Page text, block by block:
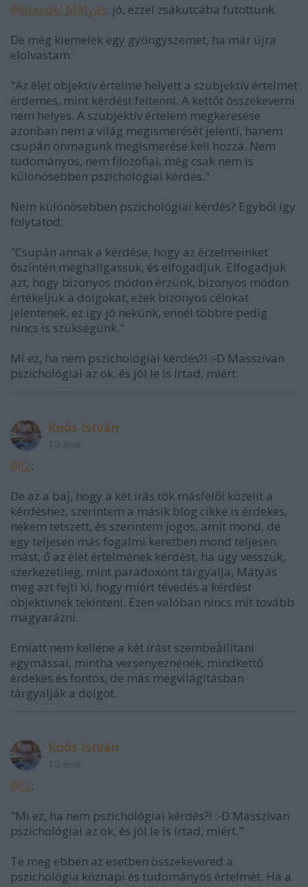
@Brendel Mátyás: jó, ezzel zsákutcába futottunk.
De még kiemelek egy gyöngyszemet, ha már újra
elolvastam:
"Az élet objektív értelme helyett a szubjektív értelmet
érdemes, mint kérdést feltenni. A kettőt összekeverni
nem helyes. A szubjektív értelem megkeresése
azonban nem a világ megismerését jelenti, hanem
csupán önmagunk megismerése kell hozzá. Nem
tudományos, nem filozófiai, még csak nem is
különösebben pszichológiai kérdés."
Nem különösebben pszichológiai kérdés? Egyből így
folytatod:
"Csupán annak a kérdése, hogy az érzelmeinket
őszintén meghallgassuk, és elfogadjuk. Elfogadjuk
azt, hogy bizonyos módon érzünk, bizonyos módon
értékeljük a dolgokat, ezek bizonyos célokat
jelentenek, ez így jó nekünk, ennél többre pedig
nincs is szükségünk."
Mi ez, ha nem pszichológiai kérdés?! :-D Masszívan
pszichológiai az ok, és jól le is írtad, miért.
Koós István
@i2:
De az a baj, hogy a két írás tök másfelől közelít a
kérdéshez, szerintem a másik blog cikke is érdekes,
nekem tetszett, és szerintem jogos, amit mond, de
egy teljesen más fogalmi keretben mond teljesen
mást, ő az élet értelmének kérdést, ha úgy vesszük,
szerkezetileg, mint paradoxont tárgyalja, Mátyás
meg azt fejti ki, hogy miért tévedés a kérdést
objektívnek tekinteni. Ezen valóban nincs mit tovább
magyarázni.
Emiatt nem kellene a két írást szembeállítani
egymással, mintha versenyeznének, mindkettő
érdekes és fontos, de más megvilágításban
tárgyalják a dolgot.
Koós István
@i2:
"Mi ez, ha nem pszichológiai kérdés?! :-D Masszívan
pszichológiai az ok, és jól le is írtad, miért."
Te meg ebben az esetben összekevered a
pszichológia köznapi és tudományos értelmét. Ha a